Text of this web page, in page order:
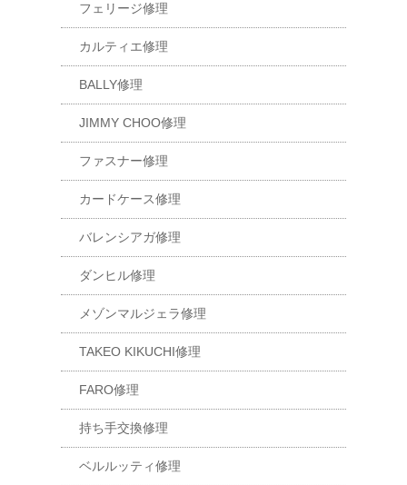
フェリージ修理
カルティエ修理
BALLY修理
JIMMY CHOO修理
ファスナー修理
カードケース修理
バレンシアガ修理
ダンヒル修理
メゾンマルジェラ修理
TAKEO KIKUCHI修理
FARO修理
持ち手交換修理
ベルルッティ修理